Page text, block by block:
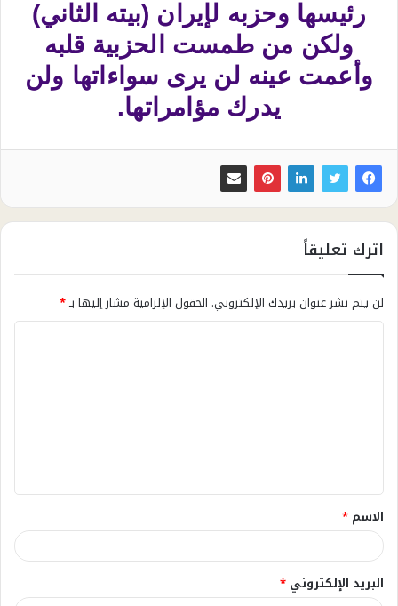
رئيسها وحزبه لإيران (بيته الثاني)
ولكن من طمست الحزبية قلبه
وأعمت عينه لن يرى سواءاتها ولن
يدرك مؤامراتها.
اترك تعليقاً
لن يتم نشر عنوان بريدك الإلكتروني. الحقول الإلزامية مشار إليها بـ*
ق
*
الاسم *
البريد الإلكتروني *